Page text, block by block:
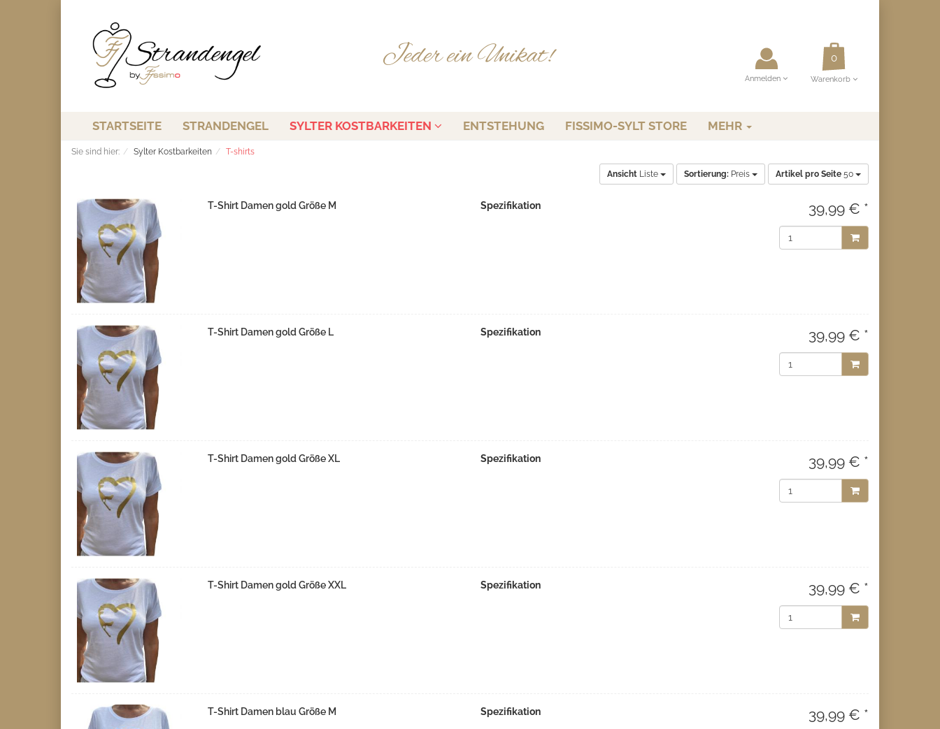
Anmelden Warenkorb
STARTSEITE STRANDENGEL SYLTER KOSTBARKEITEN ENTSTEHUNG FISSIMO-SYLT STORE MEHR
Sie sind hier: Sylter Kostbarkeiten T-shirts
Ansicht Liste Sortierung: Preis Artikel pro Seite 50
T-Shirt Damen gold Größe M Spezifikation 39,99 € *
T-Shirt Damen gold Größe L Spezifikation 39,99 € *
T-Shirt Damen gold Größe XL Spezifikation 39,99 € *
T-Shirt Damen gold Größe XXL Spezifikation 39,99 € *
T-Shirt Damen blau Größe M Spezifikation 39,99 € *